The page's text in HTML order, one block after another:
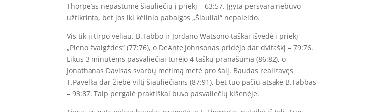
Thorpe‘as nepastūmė šiauliečių į priekį – 63:57. Įgyta persvara nebuvo
užtikrinta, bet jos iki kėlinio pabaigos „Šiauliai“ nepaleido.
Vis tik ji tirpo vėliau. B.Tabbo ir Jordano Watsono taškai išvedė į priekį
„Pieno žvaigždes“ (77:76), o DeAnte Johnsonas pridėjo dar dvitaškį – 79:76.
Likus 3 minutėms pasvaliečiai turėjo 4 taškų pranašumą (86:82), o
Jonathanas Davisas svarbų metimą metė pro šalį. Baudas realizavęs
T.Pavelka dar žiebė viltį šiauliečiams (87:91), bet tuo pačiu atsakė B.Tabbas
– 93:87. Taip pergalė praktiškai buvo pasvaliečių kišenėje.